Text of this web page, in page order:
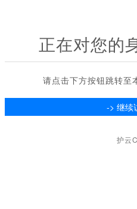
正在对您的
请点击下方按钮跳转至
护云